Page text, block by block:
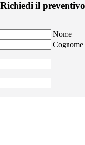
Richiedi il preventivo
Nome
Cognome